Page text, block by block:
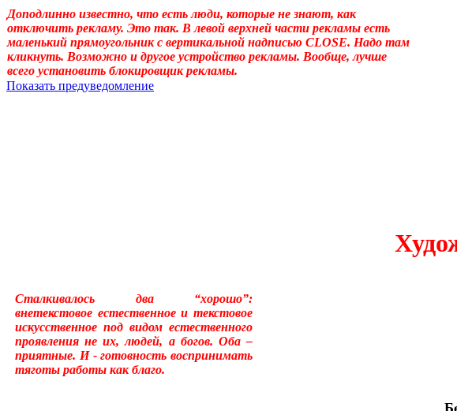
Доподлинно известно, что есть люди, которые не знают, как
отключить рекламу. Это так. В левой верхней части рекламы есть
маленький прямоугольник с вертикальной надписью CLOSE. Надо там
кликнуть. Возможно и другое устройство рекламы. Вообще, лучше
всего установить блокировщик рекламы.
Показать предуведомление
«подсознательный» в отношении идеала автора, тогда как надо было писать
одна накладка обнаружилась: неточное применение слова «сознание». Оно-то
идеала – обеспечивает в неприкладном искусстве общение подсознаний
прикладном искусстве (которое о, в общем-то, знаемом и рожденном замыслом
Сталкивалось два “хорошо”:
внетекстовое естественное и текстовое
искусственное под видом естественного
проявления не их, людей, а богов. Оба –
приятные. И - готовность воспринимать
тяготы работы как благо.